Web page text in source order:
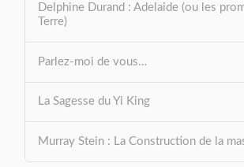
Delphine Durand : Adelaide (ou les
Terre)
Parlez-moi de vous…
La Sagesse du Yi King
Murray Stein : La Construction de la